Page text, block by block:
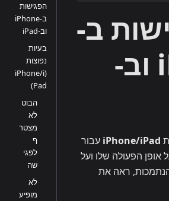
ב-
iPhone וב-
iPhone/iPad עבור
אופן הפעולה שלו ועל
ראה את
הפגישות
ב-iPhone
וב-iPad
בעיות
נפוצות
(iPhone/i
Pad)
הבוט
לא
מצטר
ף
לפגי
שה
לא
מופיע